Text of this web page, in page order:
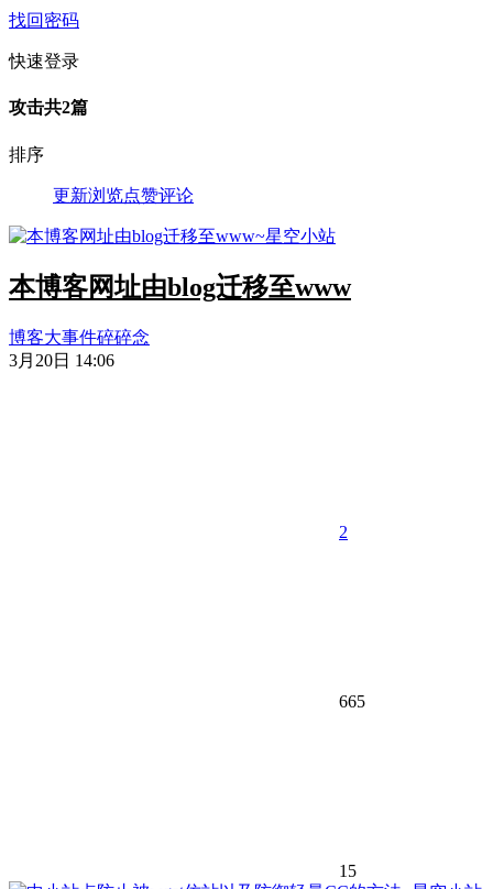
找回密码
快速登录
攻击共2篇
排序
更新浏览点赞评论
本博客网址由blog迁移至www
博客大事件碎碎念
3月20日 14:06
2
665
15